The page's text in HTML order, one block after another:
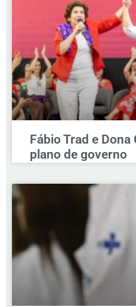
Fábio Trad e
plano de governo